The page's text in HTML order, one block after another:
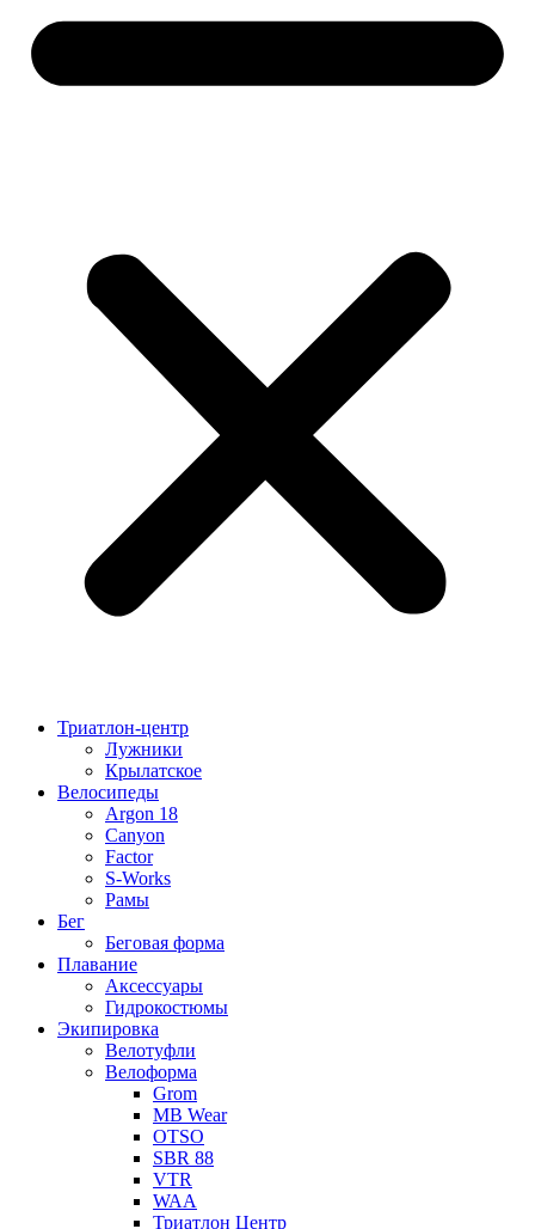
Триатлон-центр
Лужники
Крылатское
Велосипеды
Argon 18
Canyon
Factor
S-Works
Рамы
Бег
Беговая форма
Плавание
Аксессуары
Гидрокостюмы
Экипировка
Велотуфли
Велоформа
Grom
MB Wear
OTSO
SBR 88
VTR
WAA
Триатлон Центр